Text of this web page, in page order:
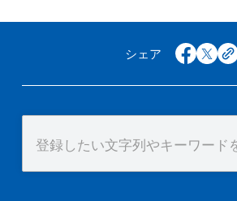
シェア x